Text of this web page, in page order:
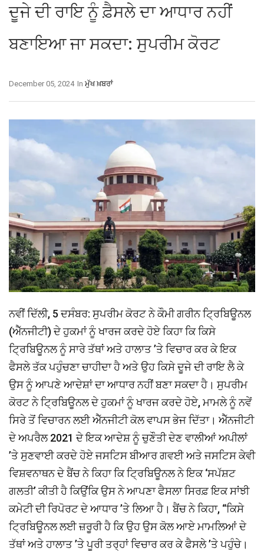
ਦੂਜੇ ਦੀ ਰਾਇ ਨੂੰ ਫ਼ੈਸਲੇ ਦਾ ਆਧਾਰ ਨਹੀਂ
ਬਣਾਇਆ ਜਾ ਸਕਦਾ: ਸੁਪਰੀਮ ਕੋਰਟ
In ਮੁੱਖ ਖ਼ਬਰਾਂ
December 05, 2024
ਨਵੀਂ ਦਿੱਲੀ, 5 ਦਸੰਬਰ: ਸੁਪਰੀਮ ਕੋਰਟ ਨੇ ਕੌਮੀ ਗਰੀਨ ਟ੍ਰਿਬਿਊਨਲ
(ਐੱਨਜੀਟੀ) ਦੇ ਹੁਕਮਾਂ ਨੂੰ ਖਾਰਜ ਕਰਦੇ ਹੋਏ ਕਿਹਾ ਕਿ ਕਿਸੇ
ਟ੍ਰਿਬਿਊਨਲ ਨੂੰ ਸਾਰੇ ਤੱਥਾਂ ਅਤੇ ਹਾਲਾਤ ’ਤੇ ਵਿਚਾਰ ਕਰ ਕੇ ਇਕ
ਫੈਸਲੇ ਤੱਕ ਪਹੁੰਚਣਾ ਚਾਹੀਦਾ ਹੈ ਅਤੇ ਉਹ ਕਿਸੇ ਦੂਜੇ ਦੀ ਰਾਇ ਲੈ ਕੇ
ਉਸ ਨੂੰ ਆਪਣੇ ਆਦੇਸ਼ਾਂ ਦਾ ਆਧਾਰ ਨਹੀਂ ਬਣਾ ਸਕਦਾ ਹੈ। ਸੁਪਰੀਮ
ਕੋਰਟ ਨੇ ਟ੍ਰਿਬਿਊਨਲ ਦੇ ਹੁਕਮਾਂ ਨੂੰ ਖਾਰਜ ਕਰਦੇ ਹੋਏ, ਮਾਮਲੇ ਨੂੰ ਨਵੇਂ
ਸਿਰੇ ਤੋਂ ਵਿਚਾਰਨ ਲਈ ਐੱਨਜੀਟੀ ਕੋਲ ਵਾਪਸ ਭੇਜ ਦਿੱਤਾ। ਐੱਨਜੀਟੀ
ਦੇ ਅਪਰੈਲ 2021 ਦੇ ਇਕ ਆਦੇਸ਼ ਨੂੰ ਚੁਣੌਤੀ ਦੇਣ ਵਾਲੀਆਂ ਅਪੀਲਾਂ
’ਤੇ ਸੁਣਵਾਈ ਕਰਦੇ ਹੋਏ ਜਸਟਿਸ ਬੀਆਰ ਗਵਈ ਅਤੇ ਜਸਟਿਸ ਕੇਵੀ
ਵਿਸ਼ਵਨਾਥਨ ਦੇ ਬੈਂਚ ਨੇ ਕਿਹਾ ਕਿ ਟ੍ਰਿਬਿਊਨਲ ਨੇ ਇਕ ‘ਸਪੱਸ਼ਟ
ਗਲਤੀ’ ਕੀਤੀ ਹੈ ਕਿਉਂਕਿ ਉਸ ਨੇ ਆਪਣਾ ਫੈਸਲਾ ਸਿਰਫ਼ ਇਕ ਸਾਂਝੀ
ਕਮੇਟੀ ਦੀ ਰਿਪੋਰਟ ਦੇ ਆਧਾਰ ’ਤੇ ਲਿਆ ਹੈ। ਬੈਂਚ ਨੇ ਕਿਹਾ, ‘‘ਕਿਸੇ
ਟ੍ਰਿਬਿਊਨਲ ਲਈ ਜ਼ਰੂਰੀ ਹੈ ਕਿ ਉਹ ਉਸ ਕੋਲ ਆਏ ਮਾਮਲਿਆਂ ਦੇ
ਤੱਥਾਂ ਅਤੇ ਹਾਲਾਤ ’ਤੇ ਪੂਰੀ ਤਰ੍ਹਾਂ ਵਿਚਾਰ ਕਰ ਕੇ ਫੈਸਲੇ ’ਤੇ ਪਹੁੰਚੇ।